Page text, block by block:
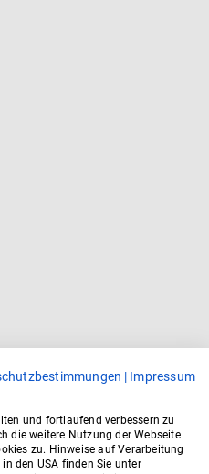
| Impressum
und fortlaufend verbessern zu
die weitere Nutzung der Webseite
zu. Hinweise auf Verarbeitung
den USA finden Sie unter